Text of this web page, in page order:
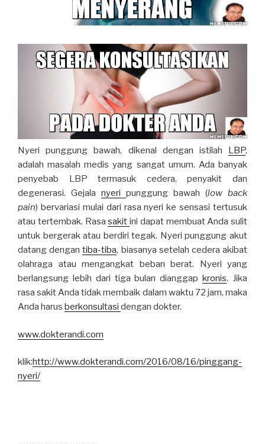
Nyeri punggung bawah, dikenal dengan istilah LBP,
adalah masalah medis yang sangat umum. Ada banyak
penyebab LBP termasuk cedera, penyakit dan
degenerasi. Gejala nyeri punggung bawah (low back
pain) bervariasi mulai dari rasa nyeri ke sensasi tertusuk
atau tertembak. Rasasakit ini dapat membuat Anda sulit
untuk bergerak atau berdiri tegak. Nyeri punggung akut
datang dengantiba-tiba, biasanya setelah cedera akibat
olahraga atau mengangkat beban berat. Nyeri yang
berlangsung lebih dari tiga bulan dianggapkronis. Jika
rasa sakit Anda tidak membaik dalam waktu 72 jam, maka
Anda harus berkonsultasi dengan dokter.
www.dokterandi.com
klik:http://www.dokterandi.com/2016/08/16/pinggang-
nyeri/